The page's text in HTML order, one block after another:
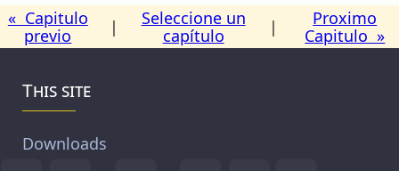
« Capitulo
previo
|
Seleccione un
capítulo
|
Proximo
Capitulo »
This site
Downloads